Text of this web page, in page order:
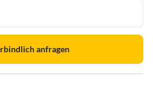
anfragen